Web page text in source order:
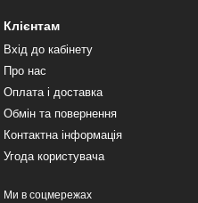
Клієнтам
Вхід до кабінету
Про нас
Оплата і доставка
Обмін та повернення
Контактна інформація
Угода користувача
Ми в соцмережах